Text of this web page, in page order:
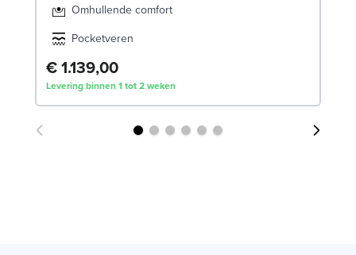
Omhullende comfort
Pocketveren
€ 1.139,00
Levering binnen 1 tot 2 weken